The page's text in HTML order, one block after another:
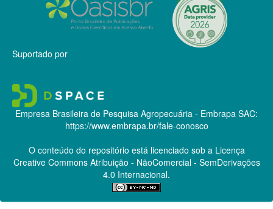
Suportado por
Empresa Brasileira de Pesquisa Agropecuária - Embrapa SAC:
https://www.embrapa.br/fale-conosco
O conteúdo do repositório está licenciado sob a Licença
Creative CommonsAtribuição - NãoComercial - SemDerivações
4.0 Internacional.